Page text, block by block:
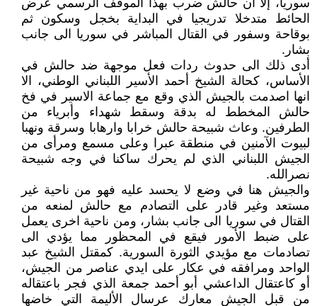
سوريا، إلا أن حالش ضرب بهذا الموقف الرسمي عرض
الحائط متدخلا تدريجيا في البداية بخجل وسكون ثم
بوقاحة وسفور في القتال المباشر في سوريا الى جانب
بشار.
أدى ذلك الى حدوث ردات فعل موجهة ضد حالش في
الأساس، كحالة الشيخ أحمد الأسير اللبناني الوطني، الا
انها اصدمت بالجيش الذي وقع مع جماعة الاسير في فخ
حالش المخطط له بدقة وسقط شهداء وأبرياء من
الطرفين. وعاث شبيحة حالش خرابا وارهابا وسرقة ونهبا
لبيوت الآمنين في منطقة عبرا وعلى مسمع ومرأى من
الجيش اللبناني الذي لم يحرك ساكنا في وجه شبيحة
نصرالله.
والجيش هنا في وضع لا يحسد عليه فهو من ناحية غير
مستعد وغير قادر على التصادم مع حالش لمنعه من
القتال في سوريا الى جانب بشار، ومن ناحية اخرى يعمل
على ضبط الأمور فيقع في المحظور مما يؤدي الى
تصادمات مع مؤيدي الثورة السورية. كمقتل الشيخ عبد
الواحد ومرافقه في عكار على ايدي عناصر من الجيش،
أو كاعتقال الداعشي أبو أحمد جمعة الذي فجر باعتقاله
من قبل الجيش معارك عرسال الأليمة التي خاضها